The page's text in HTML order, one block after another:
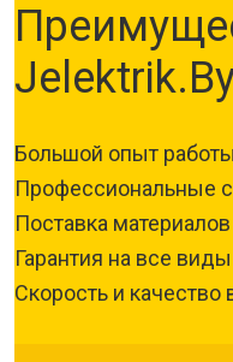
Большой опыт работы
Профессиональные
Поставка
Гарантия на все
Скорость и